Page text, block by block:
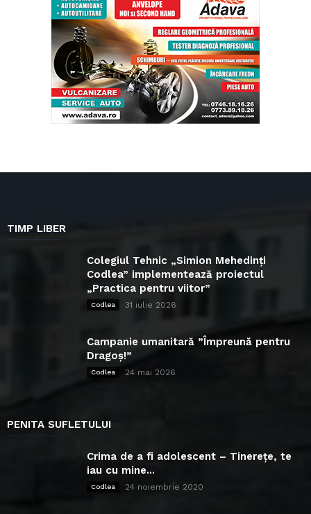
TIMP LIBER
Colegiul Tehnic „Simion Mehedinți
Codlea” implementează proiectul
„Practica pentru viitor”
Codlea 31 iulie 2026
Campanie umanitară ”Împreună pentru
Dragoș!”
Codlea 24 mai 2026
PENITA SUFLETULUI
Crima de a fi adolescent – Tinerețe, te
iau cu mine...
Codlea 24 noiembrie 2020